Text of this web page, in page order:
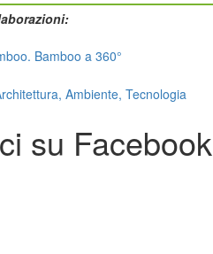
su Facebook